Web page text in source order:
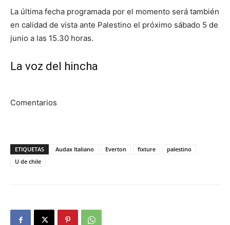
La última fecha programada por el momento será también
en calidad de vista ante Palestino el próximo sábado 5 de
junio a las 15.30 horas.
La voz del hincha
Comentarios
ETIQUETAS Audax Italiano Everton fixture
palestino
U de chile